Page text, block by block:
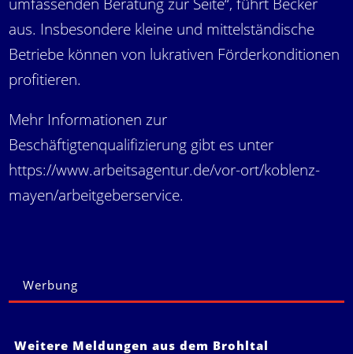
aus. Insbesondere kleine und mittelständische
Betriebe können von lukrativen Förderkonditionen
profitieren.
Mehr Informationen zur
Beschäftigtenqualifizierung gibt es unter
https://www.arbeitsagentur.de/vor-ort/koblenz-
mayen/arbeitgeberservice.
Werbung
Weitere Meldungen aus dem Brohltal